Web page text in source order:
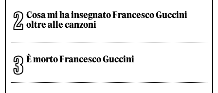
Cosa mi ha insegnato Francesco Guccini
oltre alle canzoni
È morto Francesco Guccini